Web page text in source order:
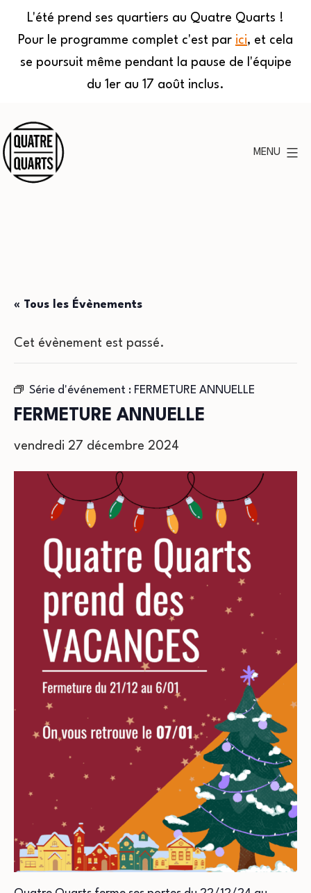
L'été prend ses quartiers au Quatre Quarts !
Pour le programme complet c'est par ici, et cela
se poursuit même pendant la pause de l'équipe
du 1er au 17 août inclus.
au
contenu
MENU
« Tous les Évènements
Cet évènement est passé.
Série d'événement : FERMETURE ANNUELLE
FERMETURE ANNUELLE
vendredi 27 décembre 2024